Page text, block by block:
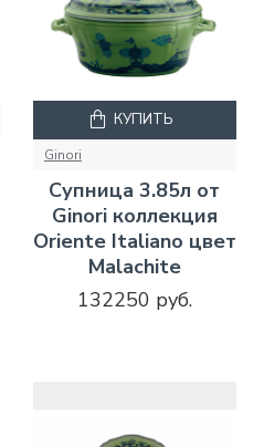
Ginori
Супница 3.85л от
Ginori коллекция
Oriente Italiano цвет
Malachite
132250 руб.
КУПИТЬ